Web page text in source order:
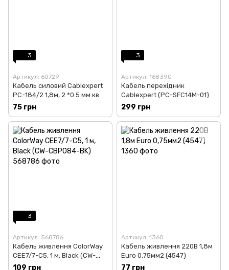
3
Артикул: 60729
Кабель силовий Cablexpert
PC-184/2 1,8м, 2 *0.5 мм кв
75 грн
3
Артикул: 168390
Кабель перехідник
Cablexpert (PC-SFC14M-01)
299 грн
3
Артикул: 568786
Кабель живлення ColorWay
CEE7/7-C5, 1 м, Black (CW-
CBP084-BK)
109 грн
Артикул: 1360
Кабель живлення 220В 1,8м
Euro 0,75мм2 (4547)
77 грн